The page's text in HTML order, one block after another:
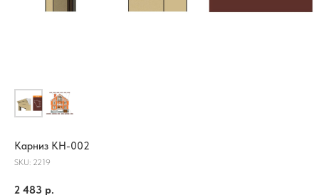
Карниз КН-002
SKU: 2219
2 483 р.